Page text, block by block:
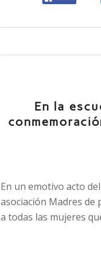
En la
En un emotivo acto
asociación Madres de
a todas las mujeres